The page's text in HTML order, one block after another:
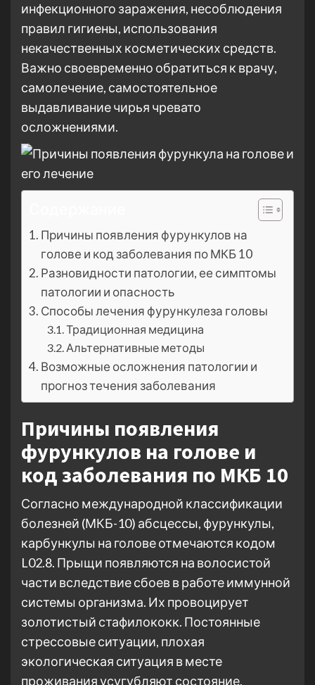
инфекционного заражения, несоблюдения
правил гигиены, использования
некачественных косметических средств.
Важно своевременно обратиться к врачу,
самолечение, самостоятельное
выдавливание чирья чревато
осложнениями.
Причины появления фурункулов на
голове и код заболевания по МКБ 10
Разновидности патологии, ее симптомы
патологии и опасность
Способы лечения фурункулеза головы
Традиционная медицина
Альтернативные методы
Возможные осложнения патологии и
прогноз течения заболевания
Причины появления
фурункулов на голове и
код заболевания по МКБ 10
Согласно международной классификации
болезней (МКБ-10) абсцессы, фурункулы,
карбункулы на голове отмечаются кодом
L02.8. Прыщи появляются на волосистой
части вследствие сбоев в работе иммунной
системы организма. Их провоцирует
золотистый стафилококк. Постоянные
стрессовые ситуации, плохая
экологическая ситуация в месте
проживания усугубляют состояние,